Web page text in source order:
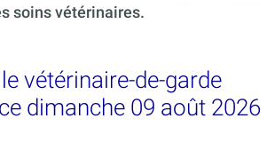
soins vétérinaires.
vétérinaire-de-garde
dimanche 09 août 2026